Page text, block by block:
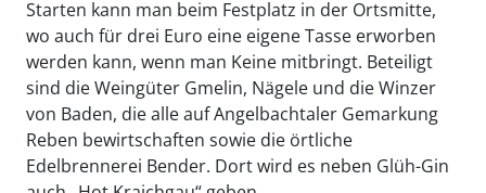
Starten kann man beim Festplatz in der Ortsmitte,
wo auch für drei Euro eine eigene Tasse erworben
werden kann, wenn man Keine mitbringt. Beteiligt
sind die Weingüter Gmelin, Nägele und die Winzer
von Baden, die alle auf Angelbachtaler Gemarkung
Reben bewirtschaften sowie die örtliche
Edelbrennerei Bender. Dort wird es neben Glüh-Gin